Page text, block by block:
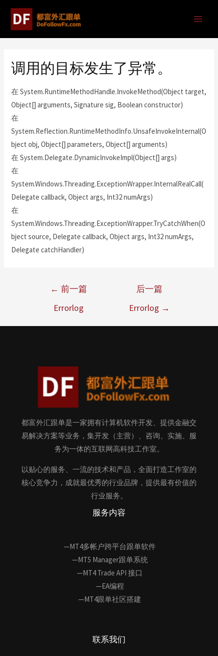
调用的目标发生了异常。
在 System.RuntimeMethodHandle.InvokeMethod(Object target,
Object[] arguments, Signature sig, Boolean constructor)
在
System.Reflection.RuntimeMethodInfo.UnsafeInvokeInternal(O
bject obj, Object[] parameters, Object[] arguments)
在 System.Delegate.DynamicInvokeImpl(Object[] args)
在
System.Windows.Threading.ExceptionWrapper.InternalRealCall(
Delegate callback, Object args, Int32 numArgs)
在
System.Windows.Threading.ExceptionWrapper.TryCatchWhen(O
bject source, Delegate callback, Object args, Int32 numArgs,
Delegate catchHandler)
← 前一篇
Errorlog
后一篇
Errorlog →
都富外汇跟单是一家拥有计算机软件开发、提供金融交
易解决方案等业务，集开发（主营）、咨询、实施、服
务为一体的互联网高科技工作室。
以贴心的服务、一流的技术和产品，全面打造工作室的
核心竞争力，成就最优秀的行业品牌，提供最有价值的
行业服务。
服务内容
—MT4多帐户跨平台跟单软件
—MT5 Manager跟单系统
—MT4 Trade API 接口
—EA编程
—MT4跟单社区搭建
联系我们